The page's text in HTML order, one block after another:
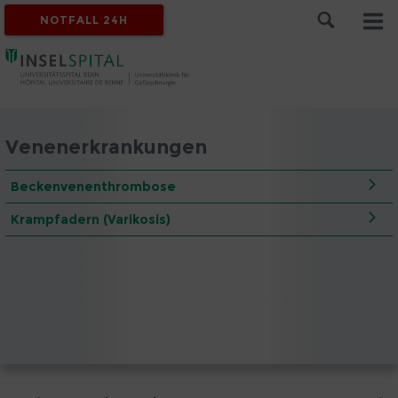
NOTFALL 24H
Venenerkrankungen
Beckenvenenthrombose
Krampfadern (Varikosis)